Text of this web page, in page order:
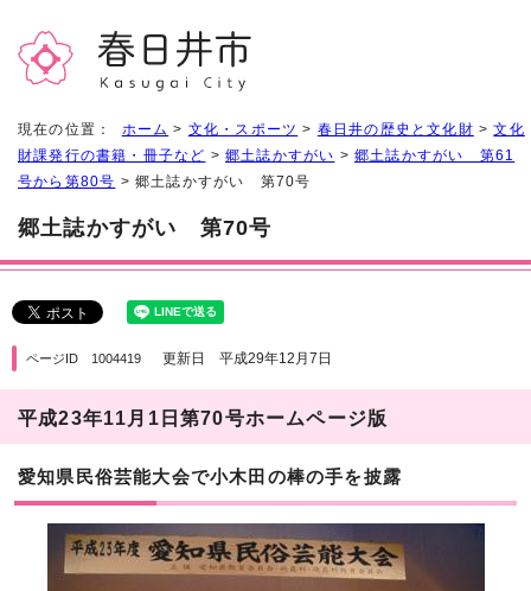
現在の位置： ホーム > 文化・スポーツ > 春日井の歴史と文化財 >文化
財課発行の書籍・冊子など >郷土誌かすがい >郷土誌かすがい 第61
号から第80号 > 郷土誌かすがい 第70号
郷土誌かすがい 第70号
ページID 1004419 更新日 平成29年12月7日
平成23年11月1日第70号ホームページ版
愛知県民俗芸能大会で小木田の棒の手を披露